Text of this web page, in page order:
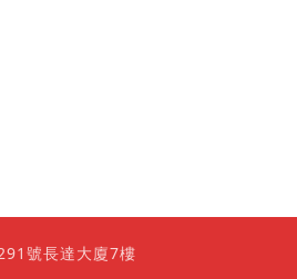
號長達大廈7樓